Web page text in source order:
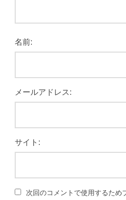
名前:
メールアドレス:
サイト:
次回のコメントで使用するため